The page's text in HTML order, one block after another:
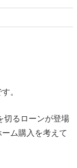
。
切るローンが登場
ム購入を考えて